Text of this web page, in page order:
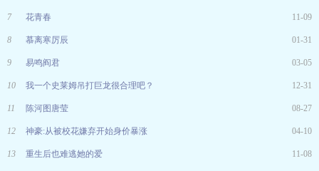
7 花青春 11-09
8 慕离寒厉辰 01-31
9 易鸣阎君 03-05
10 我一个史莱姆吊打巨龙很合理吧？ 12-31
11 陈河图唐莹 08-27
12 神豪:从被校花嫌弃开始身价暴涨 04-10
13 重生后也难逃她的爱 11-08